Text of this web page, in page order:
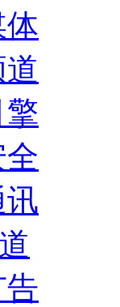
体
讯
告